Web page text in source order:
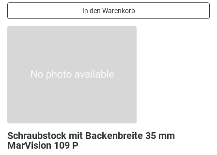
In den Warenkorb
Schraubstock mit Backenbreite 35 mm
MarVision 109 P